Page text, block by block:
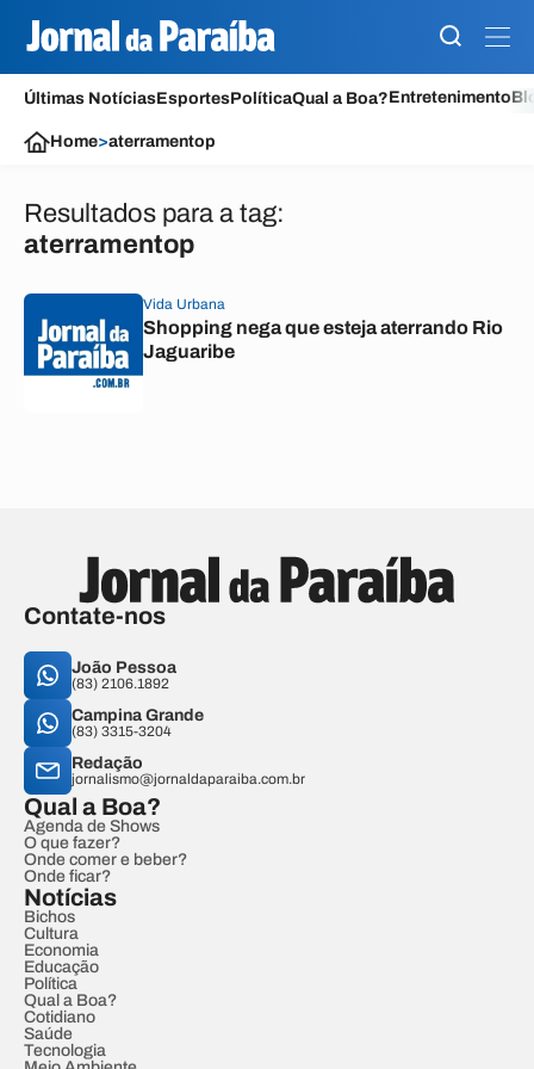
Últimas NotíciasEsportesPolíticaQual a Boa?Entretenimento
Home>aterramentop
Resultados para a tag:
aterramentop
Vida Urbana
Shopping nega que esteja aterrando Rio
Jaguaribe
Contate-nos
João Pessoa
(83) 2106.1892
Campina Grande
(83) 3315-3204
Redação
jornalismo@jornaldaparaiba.com.br
Qual a Boa?
Agenda de Shows
O que fazer?
Onde comer e beber?
Onde ficar?
Notícias
Bichos
Cultura
Economia
Educação
Política
Qual a Boa?
Cotidiano
Saúde
Tecnologia